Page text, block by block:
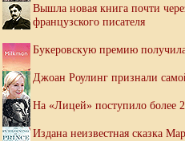
Вышла новая книга почти
французского писателя
Букеровскую премию
Джоан Роулинг признали
На «Лицей» поступило более
Издана неизвестная сказка